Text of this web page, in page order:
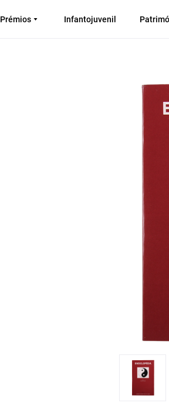
Prémios Infantojuvenil